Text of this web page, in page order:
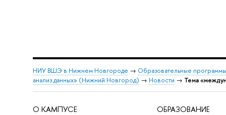
НИУ ВШЭ в Нижнем Новгороде → Образовательные
анализ данных» (Нижний Новгород) → Новости → Тема
О КАМПУСЕ ОБРАЗОВАНИЕ